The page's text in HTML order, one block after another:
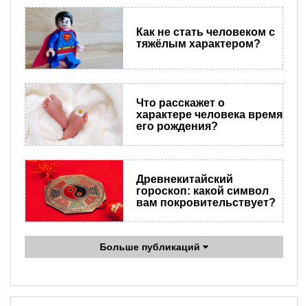
Как не стать человеком с
тяжёлым характером?
Что расскажет о
характере человека время
его рождения?
Древнекитайский
гороскоп: какой символ
вам покровительствует?
Больше публикаций